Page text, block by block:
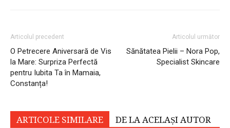
Articolul precedent
O Petrecere Aniversară de Vis
la Mare: Surpriza Perfectă
pentru Iubita Ta în Mamaia,
Constanța!
Articolul următor
Sănătatea Pielii – Nora Pop,
Specialist Skincare
ARTICOLE SIMILARE DE LA ACELAȘI AUTOR